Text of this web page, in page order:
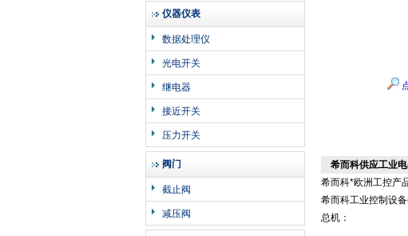
仪器仪表
数据处理仪
光电开关
继电器
接近开关
压力开关
阀门
截止阀
减压阀
希而科供应工业
希而科*欧洲工控产
希而科工业控制设
总机：